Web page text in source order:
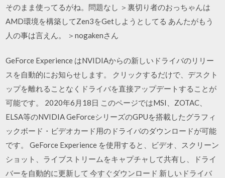
そのまま使ってるがね。問題なし ＞裏切り者のおっちゃんは
AMD環境を構築してZen3をGetしようとしてる あんたがもう
人の事は言えん。 ＞nogakenさん
GeForce Experience はNVIDIAからの新しいドライバのリリー
スを自動的にお知らせします。 クリックするだけで、デスクト
ップを離れることなくドライバを直接アップデートすることが
可能です。 2020年6月18日 このページではMSI、ZOTAC、
ELSA等のNVIDIA GeForceシリーズのGPUを搭載したグラフィ
ックボード・ビデオカード用のドライバのダウンロードが可能
です。 GeForce Experience を使用すると、ビデオ、スクリーン
ショット、ライブストリームをキャプチャして共有し、ドライ
バーを自動的に更新して 今すぐダウンロード 新しいドライバ